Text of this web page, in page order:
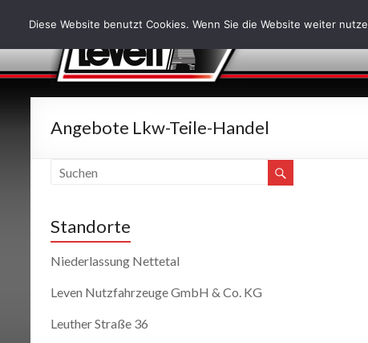
Angebote Lkw-Teile-Handel
Standorte
Niederlassung Nettetal
Leven Nutzfahrzeuge GmbH & Co. KG
Leuther Straße 36
Diese Website benutzt Cookies. Wenn Sie die Website weiter